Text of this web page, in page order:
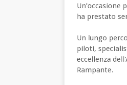
Un'occasione
ha prestato
Un lungo
piloti,
eccellenza
Rampante.